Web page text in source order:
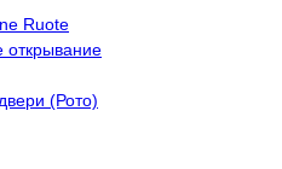
Ruote
открывание
(Рото)